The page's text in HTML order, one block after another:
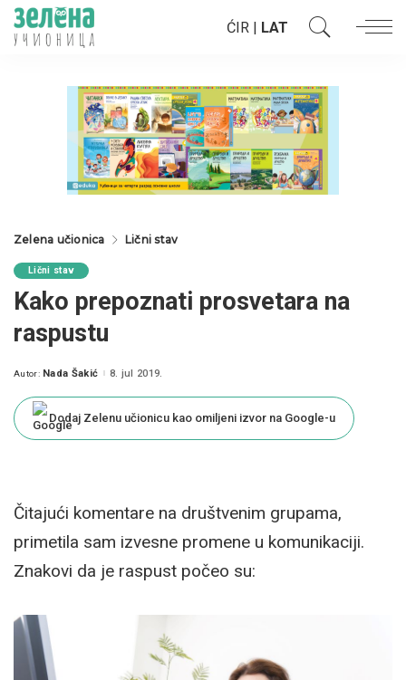
ĆIR | LAT
Zelena učionica Lični stav
Lični stav
Kako prepoznati prosvetara na
raspustu
Posted
Autor: Nada Šakić 8. jul 2019.
Dodaj Zelenu učionicu kao omiljeni izvor na Google-u
Čitajući komentare na društvenim grupama,
primetila sam izvesne promene u komunikaciji.
Znakovi da je raspust počeo su: